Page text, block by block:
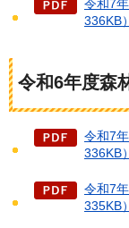
令和7
336KB）
令和6年度森
令和7
336KB）
令和7
335KB）